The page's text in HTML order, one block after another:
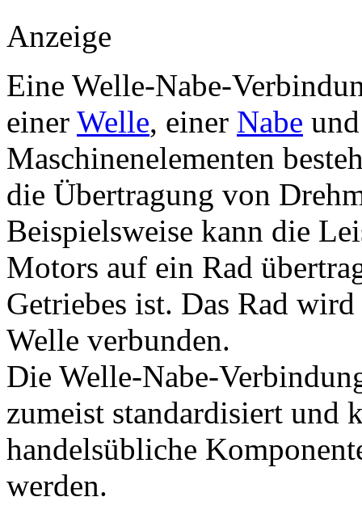
Anzeige
Eine Welle-Nabe-
einer Welle, einer Nabe
Maschinenelementen
die Übertragung von
Beispielsweise kann die
Motors auf ein Rad
Getriebes ist. Das Rad
Welle verbunden.
Die Welle-Nabe-
zumeist standardisiert und
handelsübliche
werden.